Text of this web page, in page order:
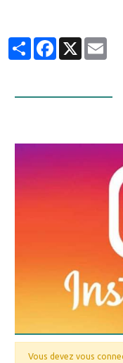
PartagerFacebook
X
Vous devez vous